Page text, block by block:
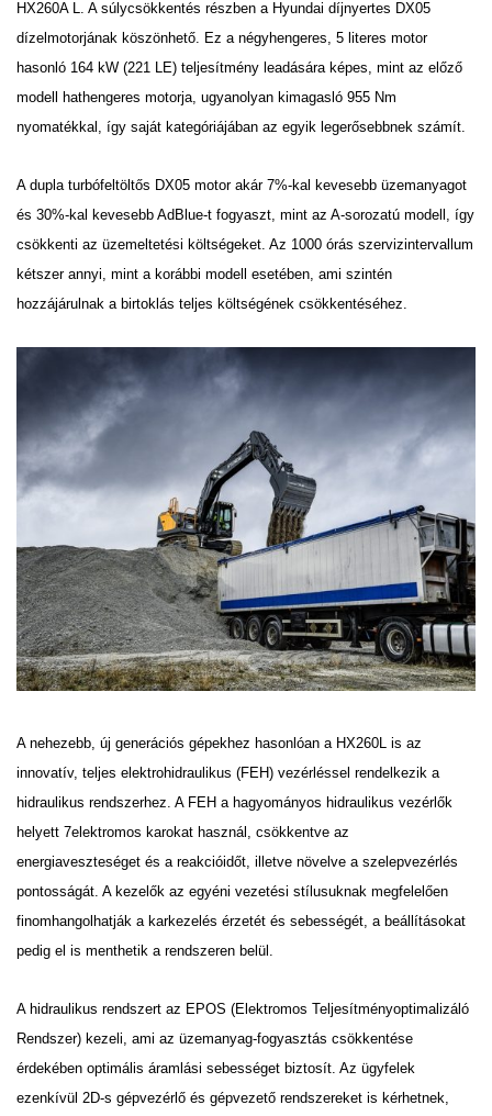
HX260A L. A súlycsökkentés részben a Hyundai díjnyertes DX05
dízelmotorjának köszönhető. Ez a négyhengeres, 5 literes motor
hasonló 164 kW (221 LE) teljesítmény leadására képes, mint az előző
modell hathengeres motorja, ugyanolyan kimagasló 955 Nm
nyomatékkal, így saját kategóriájában az egyik legerősebbnek számít.
A dupla turbófeltöltős DX05 motor akár 7%-kal kevesebb üzemanyagot
és 30%-kal kevesebb AdBlue-t fogyaszt, mint az A-sorozatú modell, így
csökkenti az üzemeltetési költségeket. Az 1000 órás szervizintervallum
kétszer annyi, mint a korábbi modell esetében, ami szintén
hozzájárulnak a birtoklás teljes költségének csökkentéséhez.
A nehezebb, új generációs gépekhez hasonlóan a HX260L is az
innovatív, teljes elektrohidraulikus (FEH) vezérléssel rendelkezik a
hidraulikus rendszerhez. A FEH a hagyományos hidraulikus vezérlők
helyett 7elektromos karokat használ, csökkentve az
energiaveszteséget és a reakcióidőt, illetve növelve a szelepvezérlés
pontosságát. A kezelők az egyéni vezetési stílusuknak megfelelően
finomhangolhatják a karkezelés érzetét és sebességét, a beállításokat
pedig el is menthetik a rendszeren belül.
A hidraulikus rendszert az EPOS (Elektromos Teljesítményoptimalizáló
Rendszer) kezeli, ami az üzemanyag-fogyasztás csökkentése
érdekében optimális áramlási sebességet biztosít. Az ügyfelek
ezenkívül 2D-s gépvezérlő és gépvezető rendszereket is kérhetnek,